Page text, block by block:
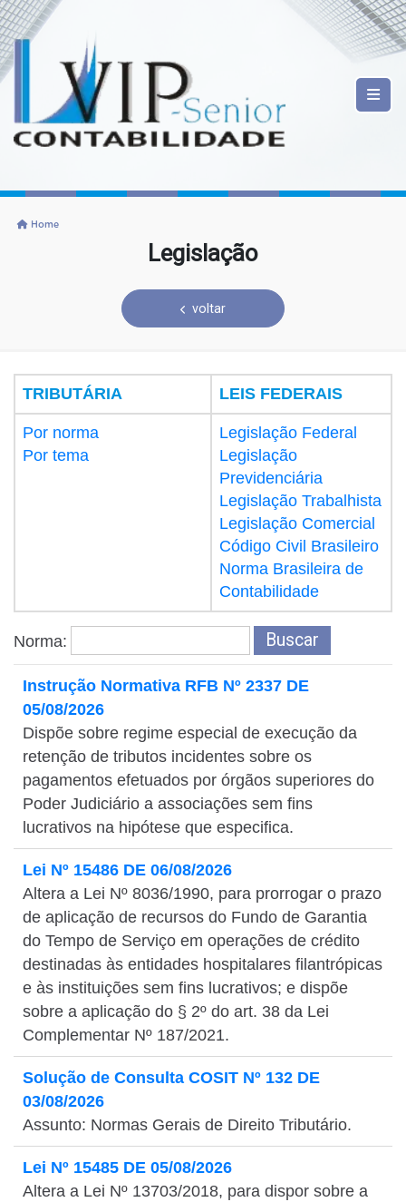
Home
Legislação
voltar
TRIBUTÁRIA LEIS FEDERAIS
Por norma
Por tema
Legislação Federal
Legislação
Previdenciária
Legislação Trabalhista
Legislação Comercial
Código Civil Brasileiro
Norma Brasileira de
Contabilidade
Norma:
Instrução Normativa RFB Nº 2337 DE
05/08/2026
Dispõe sobre regime especial de execução da
retenção de tributos incidentes sobre os
pagamentos efetuados por órgãos superiores do
Poder Judiciário a associações sem fins
lucrativos na hipótese que especifica.
Lei Nº 15486 DE 06/08/2026
Altera a Lei Nº 8036/1990, para prorrogar o prazo
de aplicação de recursos do Fundo de Garantia
do Tempo de Serviço em operações de crédito
destinadas às entidades hospitalares filantrópicas
e às instituições sem fins lucrativos; e dispõe
sobre a aplicação do § 2º do art. 38 da Lei
Complementar Nº 187/2021.
Solução de Consulta COSIT Nº 132 DE
03/08/2026
Assunto: Normas Gerais de Direito Tributário.
Lei Nº 15485 DE 05/08/2026
Altera a Lei Nº 13703/2018, para dispor sobre a